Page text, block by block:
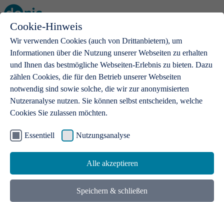
Cookie-Hinweis
Wir verwenden Cookies (auch von Drittanbietern), um
Informationen über die Nutzung unserer Webseiten zu erhalten
und Ihnen das bestmögliche Webseiten-Erlebnis zu bieten. Dazu
zählen Cookies, die für den Betrieb unserer Webseiten
notwendig sind sowie solche, die wir zur anonymisierten
Nutzeranalyse nutzen. Sie können selbst entscheiden, welche
Cookies Sie zulassen möchten.
Essentiell Nutzungsanalyse
Alle akzeptieren
Speichern & schließen
Open main menu
.de-Domains
Mit einer .de-Domain erhalten Ideen eine Bühne